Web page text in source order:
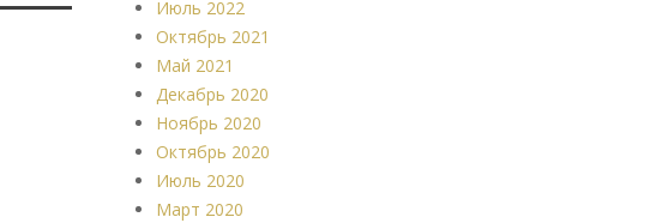
Июль 2022
Октябрь 2021
Май 2021
Декабрь 2020
Ноябрь 2020
Октябрь 2020
Июль 2020
Март 2020